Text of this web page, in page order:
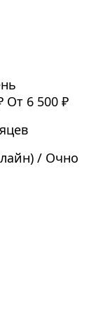
От 6 500 ₽
/ Очно